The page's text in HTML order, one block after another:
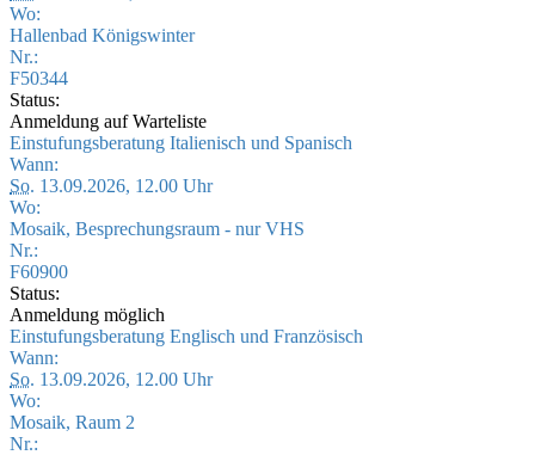
Wo:
Hallenbad Königswinter
Nr.:
F50344
Status:
Anmeldung auf Warteliste
Einstufungsberatung Italienisch und Spanisch
Wann:
So. 13.09.2026, 12.00 Uhr
Wo:
Mosaik, Besprechungsraum - nur VHS
Nr.:
F60900
Status:
Anmeldung möglich
Einstufungsberatung Englisch und Französisch
Wann:
So. 13.09.2026, 12.00 Uhr
Wo:
Mosaik, Raum 2
Nr.: